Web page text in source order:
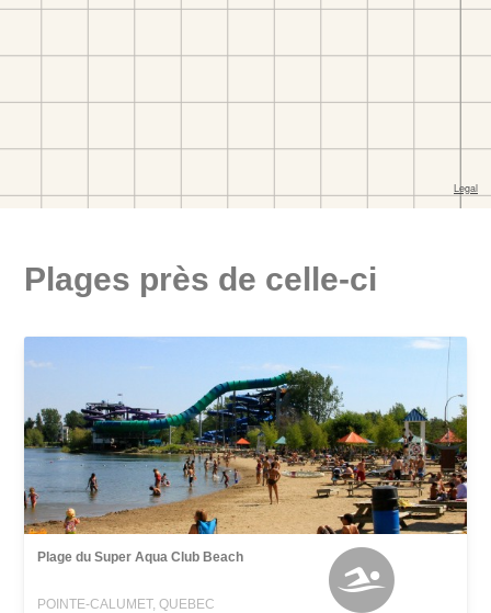
Plages près de celle-ci
Plage du Super Aqua Club Beach
POINTE-CALUMET, QUEBEC